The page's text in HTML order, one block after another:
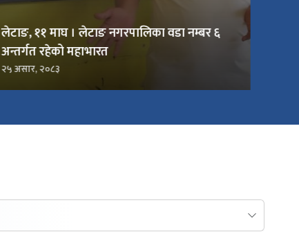
लेटाङ, ११ माघ । लेटाङ नगरपालिका वडा नम्बर ६
अन्तर्गत रहेको महाभारत
२५ असार, २०८३